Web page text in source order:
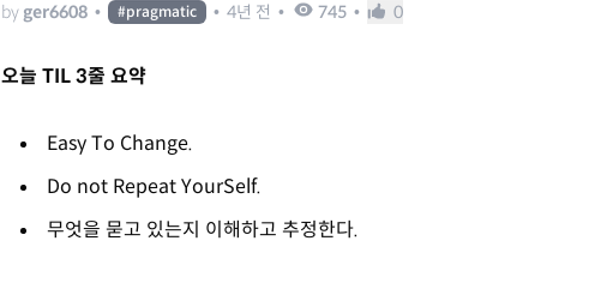
by ger6608 • #pragmatic • 4년 전 • 745 • 0
오늘 TIL 3줄 요약
Easy To Change.
Do not Repeat YourSelf.
무엇을 묻고 있는지 이해하고 추정한다.